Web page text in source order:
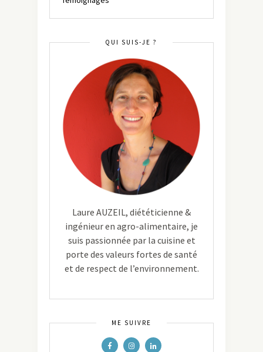
QUI SUIS-JE ?
Laure AUZEIL, diététicienne &
ingénieur en agro-alimentaire, je
suis passionnée par la cuisine et
porte des valeurs fortes de santé
et de respect de l’environnement.
ME SUIVRE